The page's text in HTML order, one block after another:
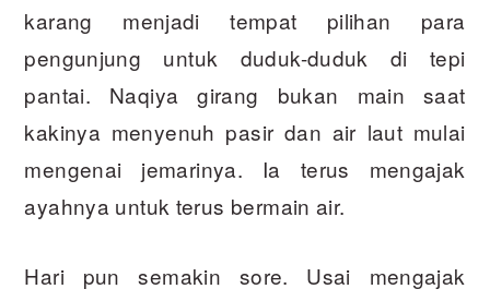
karang menjadi tempat pilihan para
pengunjung untuk duduk-duduk di tepi
pantai. Naqiya girang bukan main saat
kakinya menyenuh pasir dan air laut mulai
mengenai jemarinya. Ia terus mengajak
ayahnya untuk terus bermain air.
Hari pun semakin sore. Usai mengajak